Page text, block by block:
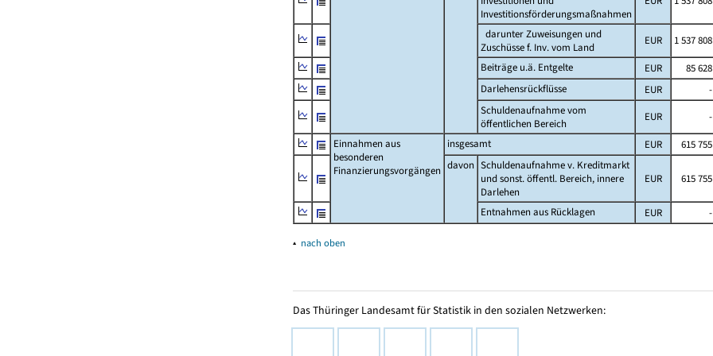
Investitionsförderungsmaßnahmen
darunter Zuweisungen und
Zuschüsse f. Inv. vom Land
EUR
1 537 808
Beiträge u.ä. Entgelte
EUR
85 628
Darlehensrückflüsse
EUR
-
Schuldenaufnahme vom
öffentlichen Bereich
EUR
-
Einnahmen aus
besonderen
Finanzierungsvorgängen
insgesamt EUR
615 755
davon Schuldenaufnahme v. Kreditmarkt
und sonst. öffentl. Bereich, innere
Darlehen
EUR 615 755
Entnahmen aus Rücklagen EUR -
▴ nach oben
Das Thüringer Landesamt für Statistik in den sozialen Netzwerken: